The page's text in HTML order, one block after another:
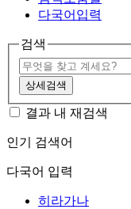
다국어입력
검색
상세검색
결과 내 재검색
인기 검색어
다국어 입력
히라가나